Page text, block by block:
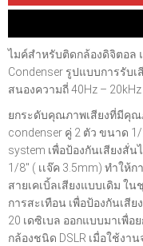
ไมค์สำหรับติดกล้องดิจิตอล
Condenser รูปแบบการรับเ
สนองความถี่ 40Hz –
ยกระดับคุณภาพเสียงที่มีคุณ
condenser คู่ 2 ตัว ขนาด
system เพื่อป้องกันเสียงสั่
1/8″ ( เเจ๊ค 3.5mm) ทำใ
สายเคเบิ้ลเสียงแบบเดิม ใ
การสะเทือน เพื่อป้องกันเ
20 เดซิเบล ออกแบบมาเพื่
กล้องชนิด DSLR เมื่อใช้งา